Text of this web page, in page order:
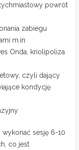
powrót
zabiegu
m.in
Onda, kriolipoliza
czyli dający
kondycję
sesję 6-10
co jest